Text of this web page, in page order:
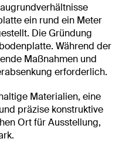
ein rund ein Meter
Die Gründung
Während der
Maßnahmen und
erforderlich.
Materialien, eine
präzise konstruktive
Ort für Ausstellung,